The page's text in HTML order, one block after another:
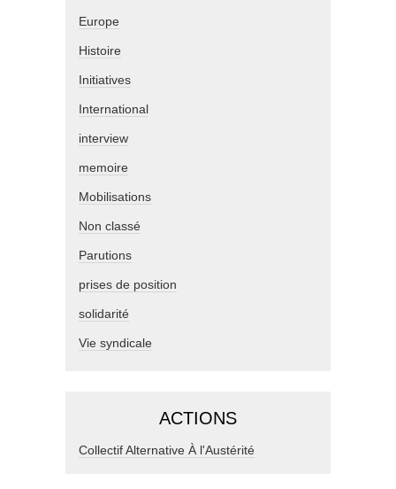
Europe
Histoire
Initiatives
International
interview
memoire
Mobilisations
Non classé
Parutions
prises de position
solidarité
Vie syndicale
ACTIONS
Collectif Alternative À l'Austérité